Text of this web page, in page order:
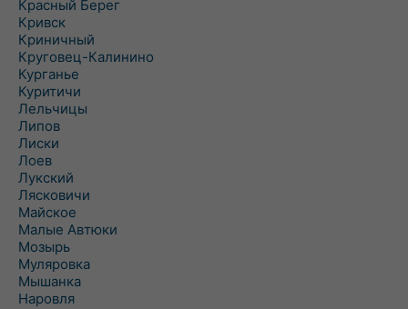
Красный Берег
Кривск
Криничный
Круговец-Калинино
Курганье
Куритичи
Лельчицы
Липов
Лиски
Лоев
Лукский
Лясковичи
Майское
Малые Автюки
Мозырь
Муляровка
Мышанка
Наровля